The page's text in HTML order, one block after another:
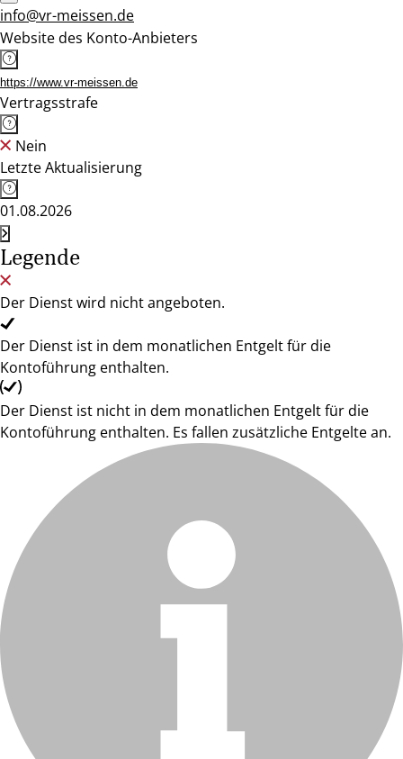
info@vr-meissen.de
Website des Konto-Anbieters
https://www.vr-meissen.de
Vertragsstrafe
Nein
Letzte Aktualisierung
01.08.2026
Legende
Der Dienst wird nicht angeboten.
Der Dienst ist in dem monatlichen Entgelt für die
Kontoführung enthalten.
Der Dienst ist nicht in dem monatlichen Entgelt für die
Kontoführung enthalten. Es fallen zusätzliche Entgelte an.